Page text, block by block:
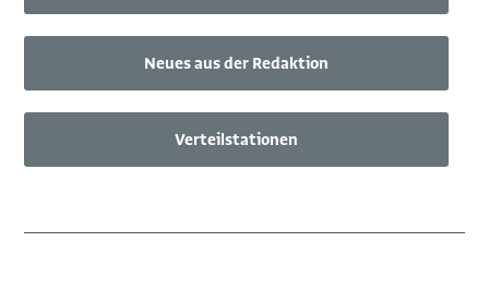
Neues aus der Redaktion
Verteilstationen